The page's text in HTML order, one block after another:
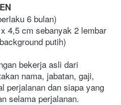
6 bulan)
4,5 cm sebanyak 2 lembar
putih)
bekerja asli dari
nama, jabatan, gaji,
perjalanan dan siapa yang
selama perjalanan.